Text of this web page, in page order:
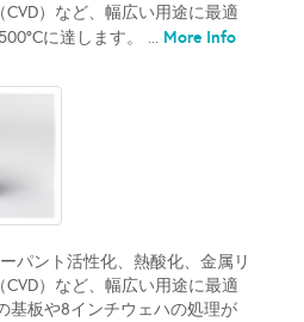
）など、幅広い用途に最適
に達します。 ... More Info
パント活性化、熱酸化、金属リ
）など、幅広い用途に最適
基板や8インチウェハの処理が